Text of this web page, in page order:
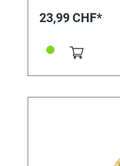
23,99 CHF*